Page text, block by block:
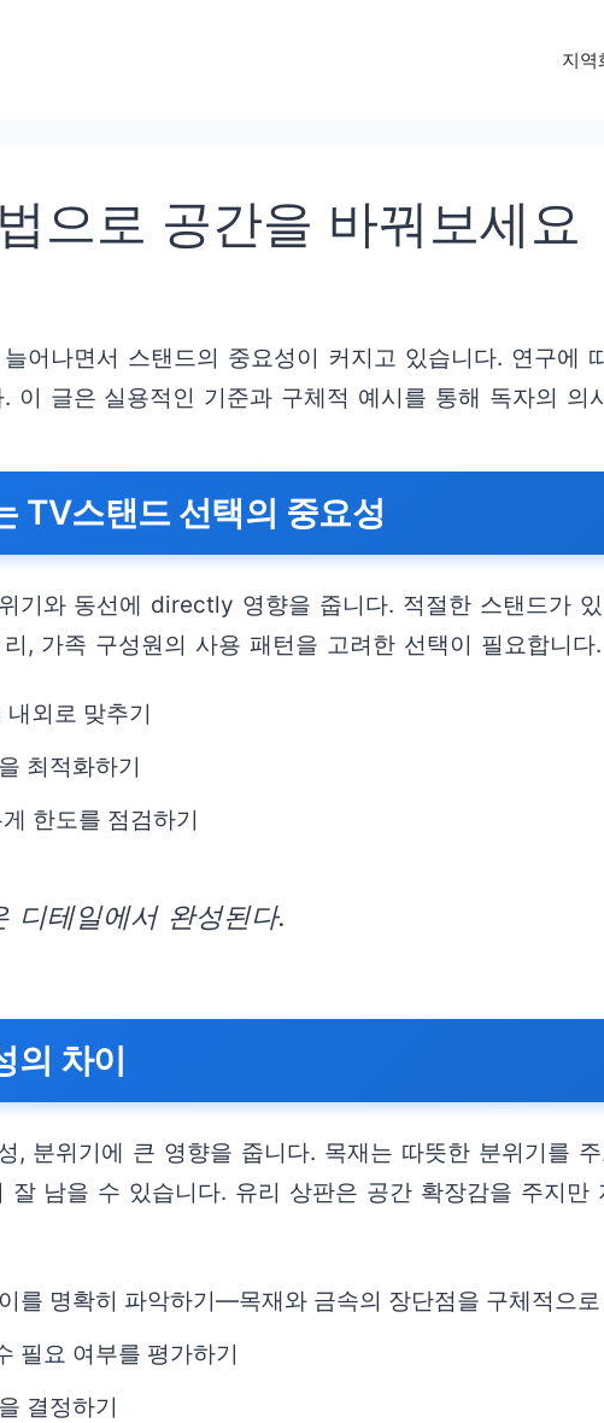
지역
으로 공간을 바꿔보세요
어나면서 스탠드의 중요성이 커지고 있습니다. 연구에
이 글은 실용적인 기준과 구체적 예시를 통해 독자의 의
TV스탠드 선택의 중요성
기와 동선에 directly 영향을 줍니다. 적절한 스탠드가
, 가족 구성원의 사용 패턴을 고려한 선택이 필요합니다.
외로 맞추기
최적화하기
한도를 점검하기
디테일에서 완성된다.
의 차이
, 분위기에 큰 영향을 줍니다. 목재는 따뜻한 분위기를
잘 남을 수 있습니다. 유리 상판은 공간 확장감을 주지
를 명확히 파악하기—목재와 금속의 장단점을 구체적으
필요 여부를 평가하기
결정하기